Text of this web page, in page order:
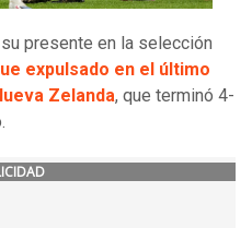
presente en la selección
expulsado en el último
Zelanda, que terminó 4-